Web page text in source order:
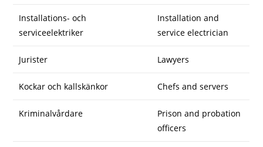
Installations- och
serviceelektriker
Installation and
service electrician
Jurister Lawyers
Kockar och kallskänkor Chefs and servers
Kriminalvårdare
Prison and probation
officers